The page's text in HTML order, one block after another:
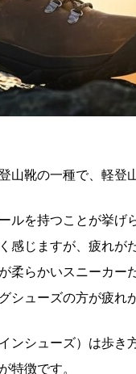
山靴の一種で、軽登
を持つことが挙げ
感じますが、疲れが
柔らかいスニーカ
シューズの方が疲れ
ンシューズ）は歩
特徴です。